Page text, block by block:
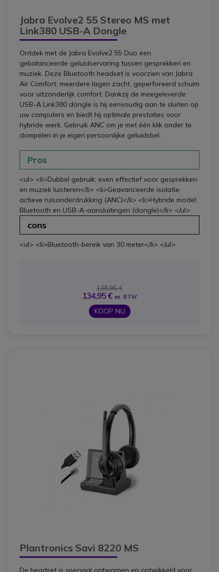
Jabra Evolve2 55 Stereo MS met
Link380 USB-A Dongle
Ontdek met de Jabra Evolve2 55 Duo een
gebalanceerde geluidservaring tussen gesprekken en
muziek. Deze Bluetooth headset is voorzien van Jabra
Air Comfort: meerdere lagen zacht, geperforeerd schuim
voor uitzonderlijk comfort. Dankzij de meegeleverde
USB-A Link380 dongle is hij eenvoudig aan te sluiten op
uw computers en biedt hij optimale prestaties voor
hybride werk. Gebruik ANC om je met één klik onder te
dompelen in je eigen persoonlijke geluidsbel.
Pros
<ul> <li>Dubbel gebruik: even effectief voor gesprekken
en muziek luisteren</li> <li>Geavanceerde isolatie:
actieve ruisonderdrukking (ANC)</li> <li>Hybride model:
Bluetooth en USB-A-aansluitingen (dongle)</li> </ul>
cons
<ul> <li>Bluetooth-bereik van 30 meter</li> </ul>
138,95 €
134,95 € ex. BTW
KOOP NU
Plantronics Savi 8220 MS
De headset is speciaal ontworpen en ontwikkeld voor